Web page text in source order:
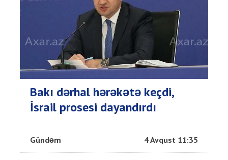
Bakı dərhal hərəkətə keçdi,
İsrail prosesi dayandırdı
Gündəm 4 Avqust 11:35